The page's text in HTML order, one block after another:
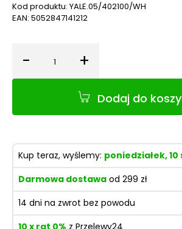
Kod produktu: YALE.05/402100/WH
EAN: 5052847141212
- Ilość +
Dodaj do
Kup teraz, wyślemy: poniedziałek,
Darmowa dostawa od 299 zł
14 dni na zwrot bez powodu
10 x rat 0% z Przelewy24